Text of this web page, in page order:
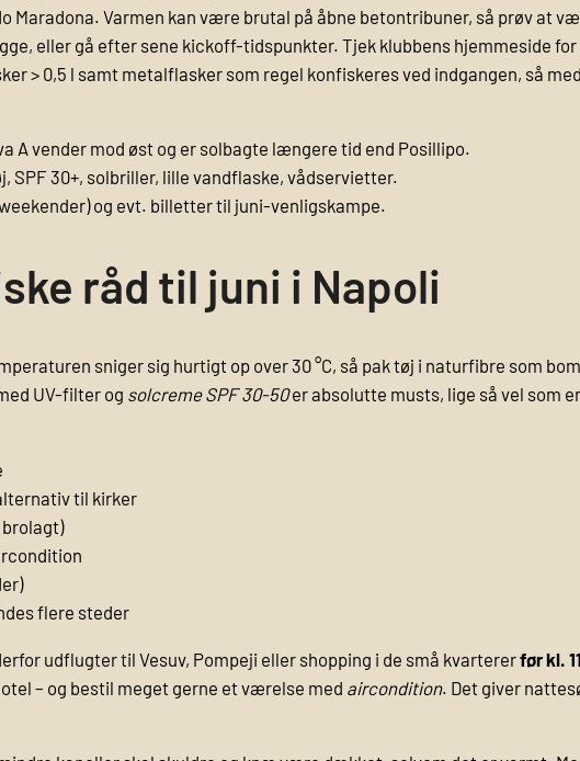
Varmen kan være brutal på åbne betontribuner, så prøv at
eller gå efter sene kickoff-tidspunkter. Tjek klubbens hjemmeside
> 0,5 l samt metalflasker som regel konfiskeres ved indgangen, så
A vender mod øst og er solbagte længere tid end Posillipo.
SPF 30+, solbriller, lille vandflaske, vådservietter.
og evt. billetter til juni-venligskampe.
råd til juni i Napoli
sniger sig hurtigt op over 30 °C, så pak tøj i naturfibre som
UV-filter og solcreme SPF 30-50er absolutte musts, lige så vel som
til kirker
flere steder
udflugter til Vesuv, Pompeji eller shopping i de små kvartererfør kl.
– og bestil meget gerne et værelse med aircondition. Det giver